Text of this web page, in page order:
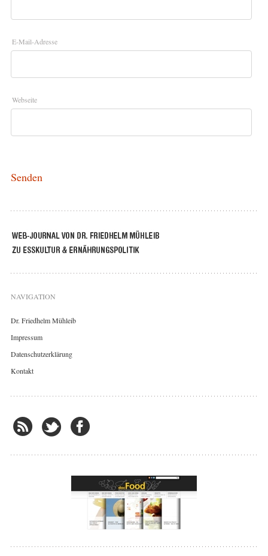
E-Mail-Adresse
Webseite
NAVIGATION
Dr. Friedhelm Mühleib
Impressum
Datenschutzerklärung
Kontakt